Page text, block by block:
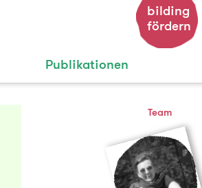
Publikationen
bilding
fördern
Team